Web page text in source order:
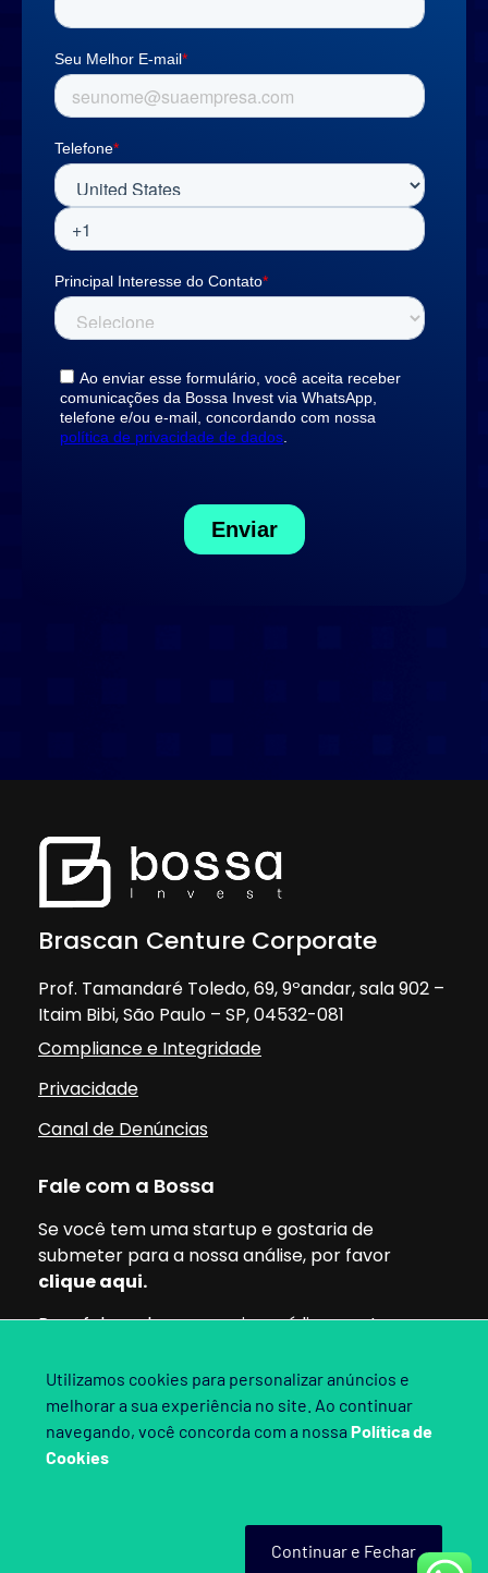
Brascan Centure Corporate
Prof. Tamandaré Toledo, 69, 9ºandar, sala 902 –
Itaim Bibi, São Paulo – SP, 04532-081
Compliance e Integridade
Privacidade
Canal de Denúncias
Fale com a Bossa
Se você tem uma startup e gostaria de
submeter para a nossa análise, por favor
clique aqui.
Para falar sobre parcerias, mídia ou outros
Siga nossas redes:
Utilizamos cookies para personalizar anúncios e
melhorar a sua experiência no site. Ao continuar
navegando, você concorda com a nossa Política de
Cookies
Continuar e Fechar